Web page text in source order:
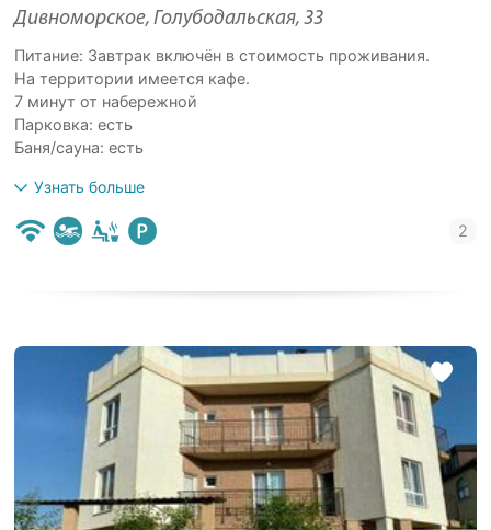
Дивноморское, Голубодальская, 33
Питание: Завтрак включён в стоимость проживания.
На территории имеется кафе.
7 минут от набережной
Парковка: есть
Баня/сауна: есть
Узнать больше